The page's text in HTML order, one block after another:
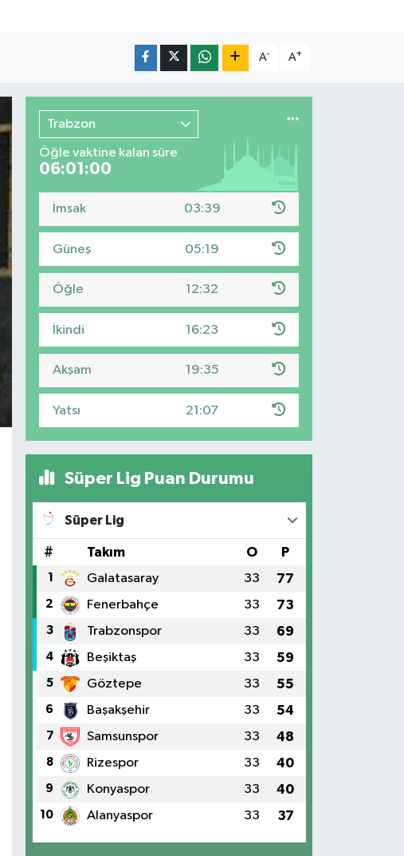
A- A+
Trabzon
Öğle vaktine kalan süre
06:00:59
İmsak 03:39
Güneş 05:19
Öğle 12:32
İkindi 16:23
Akşam 19:35
Yatsı 21:07
Süper Lig Puan Durumu
Süper Lig
# Takım O P
1 Galatasaray 33 77
2 Fenerbahçe 33 73
3 Trabzonspor 33 69
4 Beşiktaş 33 59
5 Göztepe 33 55
6 Başakşehir 33 54
7 Samsunspor 33 48
8 Rizespor 33 40
9 Konyaspor 33 40
10 Alanyaspor 33 37